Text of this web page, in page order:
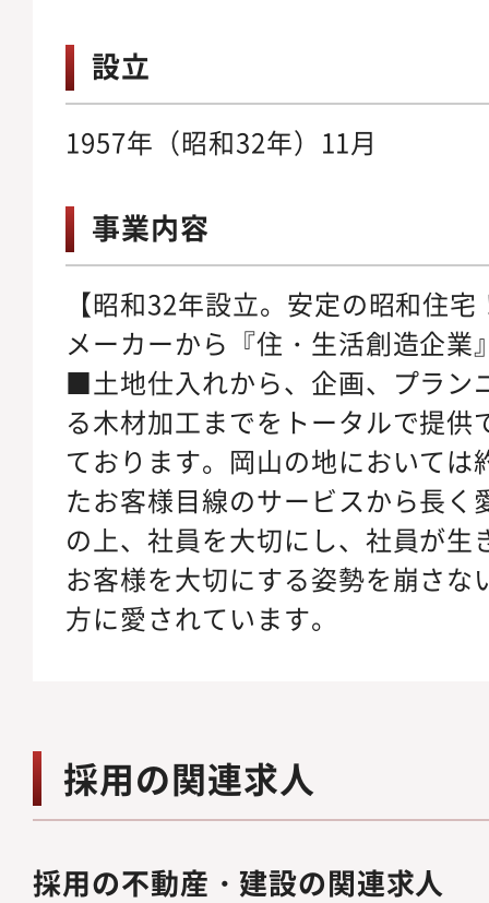
設立
1957年（昭和32年）11月
事業内容
【昭和32年設立。安定の昭和住
メーカーから『住・生活創造企業
■土地仕入れから、企画、プラン
る木材加工までをトータルで提供
ております。岡山の地においては
たお客様目線のサービスから長く
の上、社員を大切にし、社員が生
お客様を大切にする姿勢を崩さな
方に愛されています。
採用の関連求人
採用の不動産・建設の関連求人